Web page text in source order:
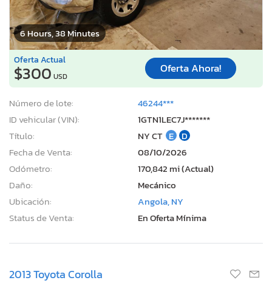
6 Hours, 38 Minutes
Oferta Actual
$300 USD
Oferta Ahora!
Número de lote:
46244***
ID vehicular (VIN):
1GTN1LEC7J*******
Título:
NY CT E D
Fecha de Venta:
08/10/2026
Odómetro:
170,842 mi (Actual)
Daño:
Mecánico
Ubicación:
Angola, NY
Status de Venta:
En Oferta Mínima
2013 Toyota Corolla